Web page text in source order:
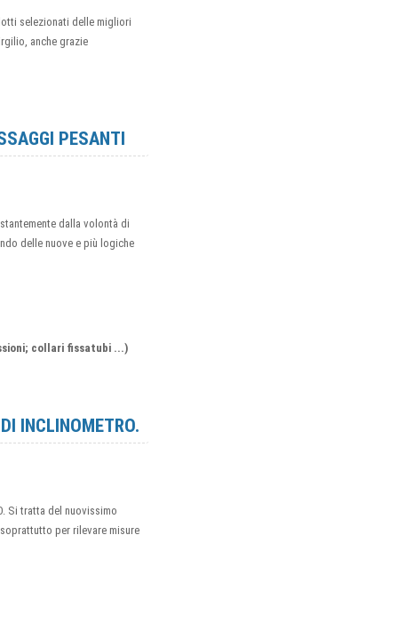
selezionati delle migliori
anche grazie
PESANTI
dalla volontà di
delle nuove e più logiche
collari fissatubi ...)
INCLINOMETRO.
Si tratta del nuovissimo
per rilevare misure